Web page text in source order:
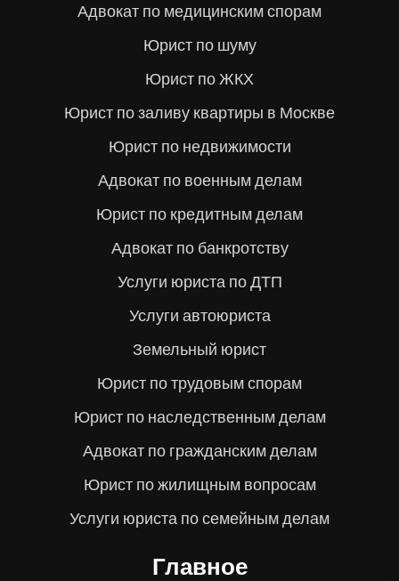
Адвокат по медицинским спорам
Юрист по шуму
Юрист по ЖКХ
Юрист по заливу квартиры в Москве
Юрист по недвижимости
Адвокат по военным делам
Юрист по кредитным делам
Адвокат по банкротству
Услуги юриста по ДТП
Услуги автоюриста
Земельный юрист
Юрист по трудовым спорам
Юрист по наследственным делам
Адвокат по гражданским делам
Юрист по жилищным вопросам
Услуги юриста по семейным делам
Главное